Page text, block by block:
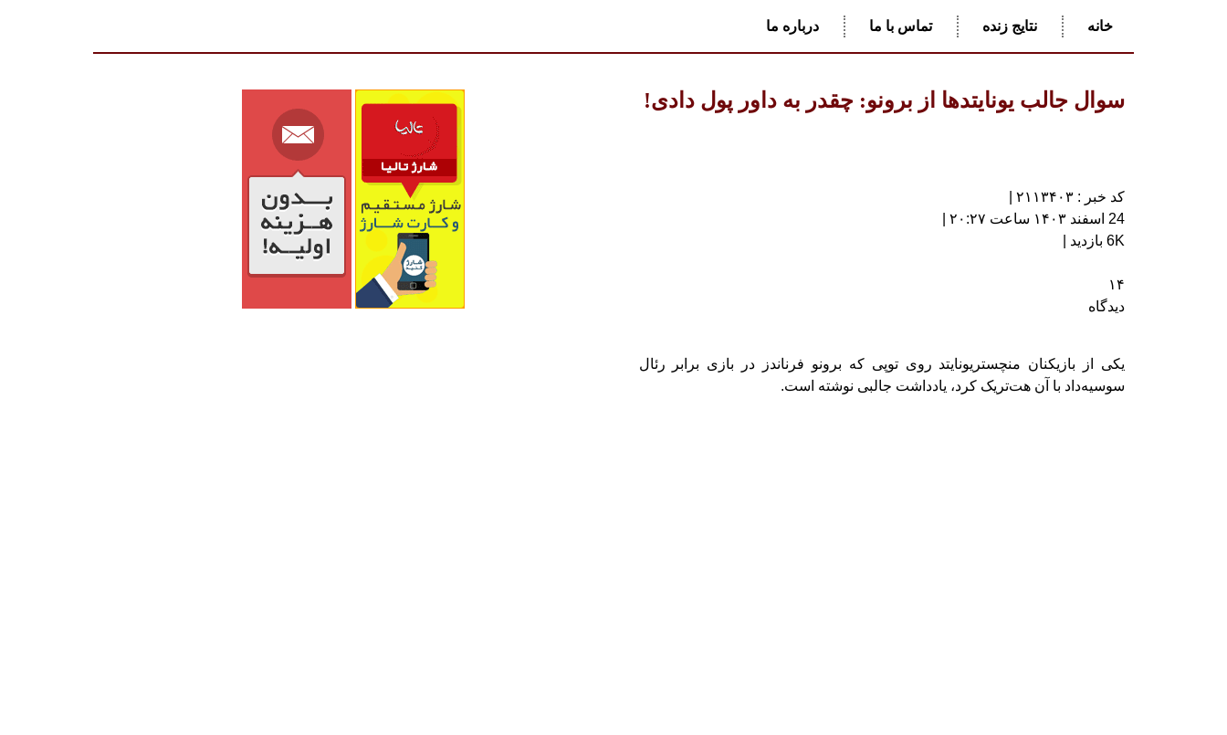
خانه نتایج زنده تماس با ما درباره ما
سوال جالب یونایتدها از برونو: چقدر به داور پول دادی!
کد خبر : ۲۱۱۳۴۰۳ |
24 اسفند ۱۴۰۳ ساعت ۲۰:۲۷ |
6K بازدید |
۱۴
دیدگاه
یکی از بازیکنان منچستریونایتد روی توپی که برونو فرناندز در بازی برابر رئال
سوسیه‌داد با آن هت‌تریک کرد، یادداشت جالبی نوشته است.